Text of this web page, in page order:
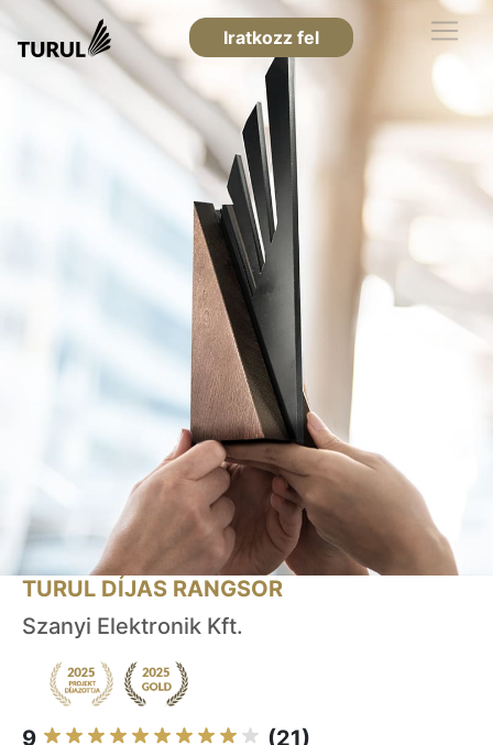
Iratkozz fel
TURUL DÍJAS RANGSOR
Szanyi Elektronik Kft.
9 (21)